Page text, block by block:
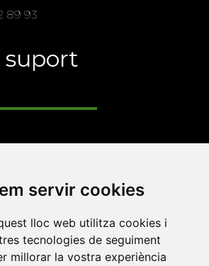
servir cookies
lloc web utilitza cookies i
tecnologies de seguiment
millorar la vostra experiència
89 93
suport